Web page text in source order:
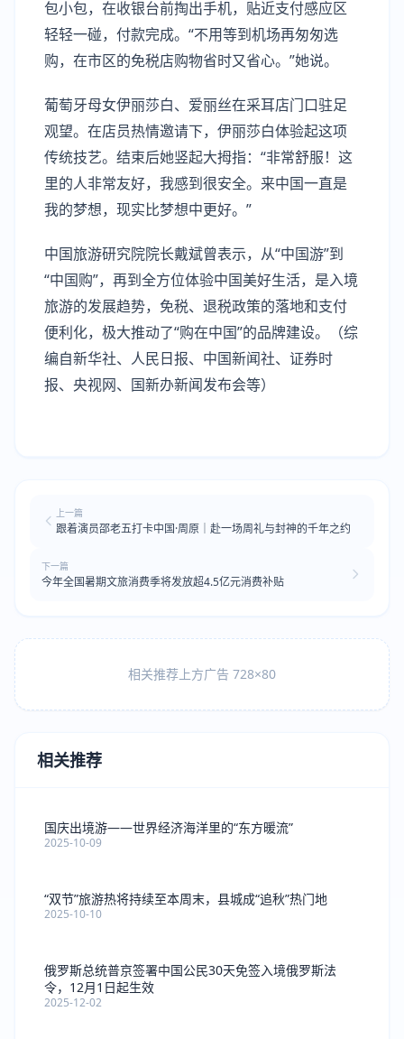
包小包，在收银台前掏出手机，贴近支付感应区
轻轻一碰，付款完成。“不用等到机场再匆匆选
购，在市区的免税店购物省时又省心。”她说。
葡萄牙母女伊丽莎白、爱丽丝在采耳店门口驻足
观望。在店员热情邀请下，伊丽莎白体验起这项
传统技艺。结束后她竖起大拇指：“非常舒服！这
里的人非常友好，我感到很安全。来中国一直是
我的梦想，现实比梦想中更好。”
中国旅游研究院院长戴斌曾表示，从“中国游”到
“中国购”，再到全方位体验中国美好生活，是入境
旅游的发展趋势，免税、退税政策的落地和支付
便利化，极大推动了“购在中国”的品牌建设。（综
编自新华社、人民日报、中国新闻社、证券时
报、央视网、国新办新闻发布会等）
上一篇
跟着演员邵老五打卡中国·周原｜赴一场周礼与封神的千年之约
下一篇
今年全国暑期文旅消费季将发放超4.5亿元消费补贴
相关推荐上方广告 728×80
相关推荐
国庆出境游——世界经济海洋里的“东方暖流”
2025-10-09
“双节”旅游热将持续至本周末，县城成“追秋”热门地
2025-10-10
俄罗斯总统普京签署中国公民30天免签入境俄罗斯法
令，12月1日起生效
2025-12-02